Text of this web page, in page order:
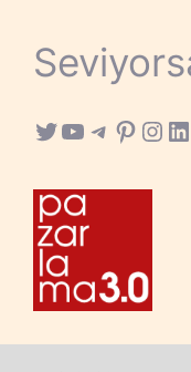
Twitter
YouTube